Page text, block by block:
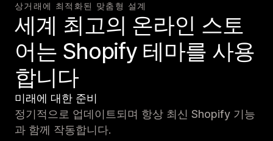
상거래에 최적화된 맞춤형 설계
세계 최고의 온라인 스토
어는 Shopify 테마를 사용
합니다
미래에 대한 준비
정기적으로 업데이트되며 항상 최신 Shopify 기능
과 함께 작동합니다.